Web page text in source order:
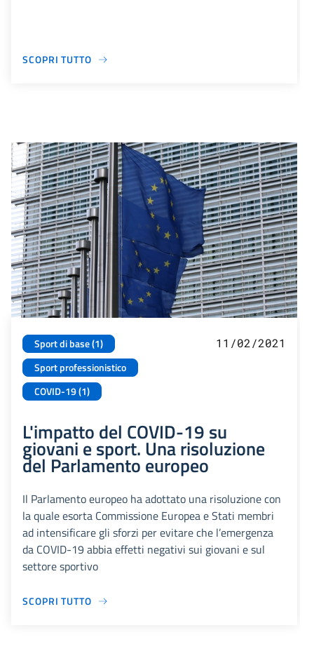
SCOPRI TUTTO
Sport di base (1)
Sport professionistico
COVID-19 (1)
11/02/2021
L'impatto del COVID-19 su
giovani e sport. Una risoluzione
del Parlamento europeo
Il Parlamento europeo ha adottato una risoluzione con
la quale esorta Commissione Europea e Stati membri
ad intensificare gli sforzi per evitare che l’emergenza
da COVID-19 abbia effetti negativi sui giovani e sul
settore sportivo
SCOPRI TUTTO